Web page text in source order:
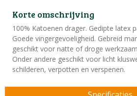
Korte omschrijving
100% Katoenen drager. Gedipte latex
Goede vingergevoeligheid. Gebreid
geschikt voor natte of droge
Onder andere geschikt voor licht
schilderen, verpotten en verspenen.